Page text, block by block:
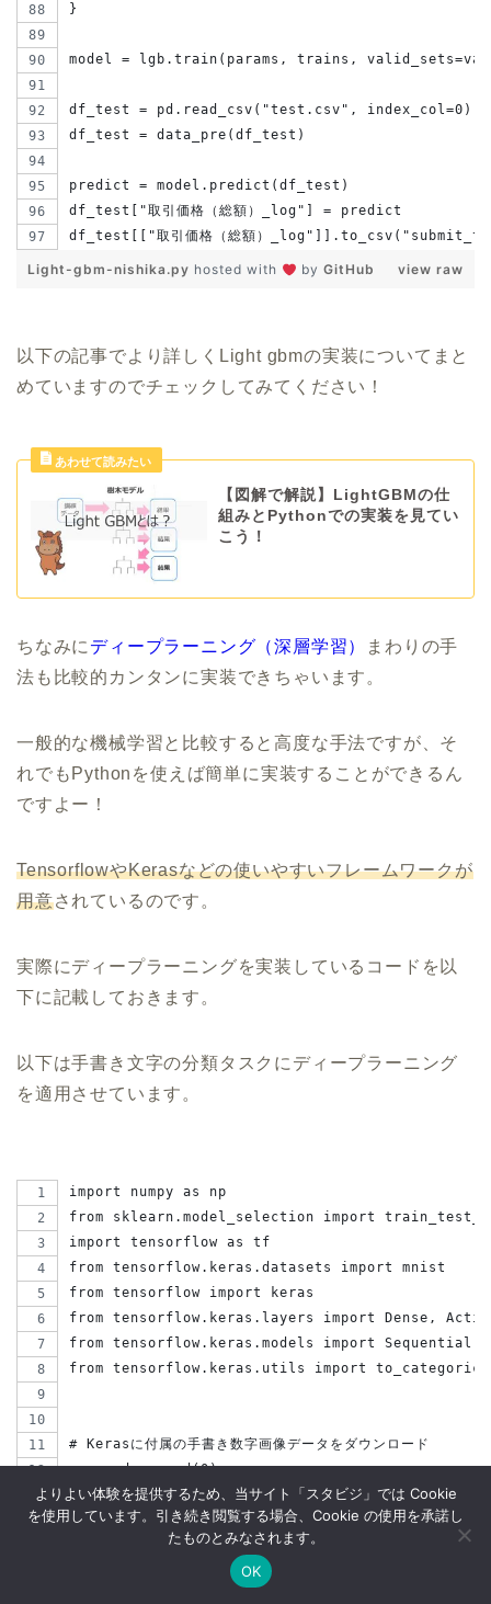
}
model = lgb.train(params, trains,
df_test = pd.read_csv("test.csv", index_col=0)
df_test = data_pre(df_test)
predict = model.predict(df_test)
df_test["取引価格（総額）_log"] = predict
df_test[["取引価格（総額）
view raw
Light-gbm-nishika.py hosted with by GitHub
以下の記事でより詳しくLight gbmの実装についてまと
めていますのでチェックしてみてください！
【図解で解説】LightGBMの仕
組みとPythonでの実装を見てい
こう！
ちなみに ディープラーニング（深層学習）
まわりの手
法も比較的カンタンに実装できちゃいます。
一般的な機械学習と比較すると高度な手法ですが、そ
れでもPythonを使えば簡単に実装することができるん
ですよー！
TensorflowやKerasなどの使いやすいフレームワークが
用意されているのです。
実際にディープラーニングを実装しているコードを以
下に記載しておきます。
以下は手書き文字の分類タスクにディープラーニング
を適用させています。
import numpy as np
from sklearn.model_selection import
import tensorflow as tf
from tensorflow.keras.datasets import mnist
from tensorflow import keras
from tensorflow.keras.layers import Dense,
from tensorflow.keras.models import Sequential
from tensorflow.keras.utils import
# Kerasに付属の手書き数字画像データをダウンロード
np.random.seed(0)
(X_train_base, labels_train_base), (X_test,
# Training set を学習データ（X_train, labels_train
よりよい体験を提供するため、当サイト「スタビジ」では Cookie
を使用しています。引き続き閲覧する場合、Cookie の使用を承諾し
たものとみなされます。
OK